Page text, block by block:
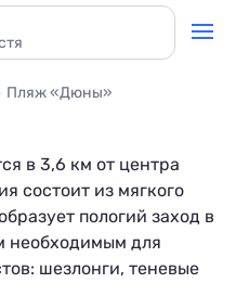
Пляж «Дюны»
в 3,6 км от центра
состоит из мягкого
пологий заход в
необходимым для
шезлонги, теневые